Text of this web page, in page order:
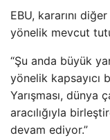
EBU, kararını
yönelik mevcut
“Şu anda büyük
yönelik kapsayıcı
Yarışması, dünya
aracılığıyla
devam ediyor.”